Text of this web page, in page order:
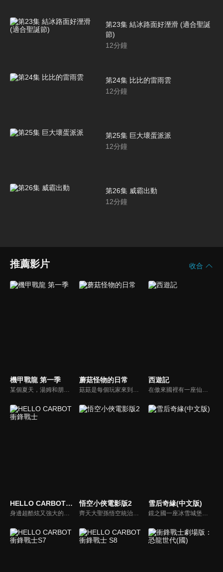
第23集 結冰路面好溼滑 (適合聖誕
節)
12分鐘
第24集 比比的雷雨雲
12分鐘
第25集 巨大壞蛋派派
12分鐘
第26集 威霸出動
12分鐘
推薦影片 收合
機甲戰龍 第一季 蘑菇怪物的日常 西遊記
HELLO CARBOT衝鋒戰士
身邊超酷炫又強大的秘密朋友是汽車變型機器人?!車皓是個國小一年級男孩，住北極的爺爺寄一個常見的玩具方塊給他。車皓隨意地轉動方塊，卻突然蹦出了一台巨大的汽車變身機器人Carbo! Carbo對車皓說，需要幫助時可以轉動方塊呼叫他們…活潑可愛的車皓和他的秘密朋友們，奇幻旅程就此展開!
悟空小俠電影版2
齊天大聖孫悟空統治並保衛著這個世界，直到牛魔王來襲並試圖摧毀一切阻擋牠的事物。孫悟空將牛魔王封印於山中後便乘著觔斗雲消失，而世界從此太平，並逐漸發展成一座現代化的都市「萬千城」。五百年後，一位平凡的麵店外送員齊小天找到了被遺忘已久的金箍棒，成為天選之人，一個全新的傳奇就此誕生。
雪后奇緣(中文版)
鏡之國一座冰雪城堡，冰雪女王警告女兒艾拉神祕封印下住著邪惡的冰雪妖魔。山精旅行家來到冰雪城堡探險，卻意外打開封印，釋放出邪惡冰雪妖魔不僅擾亂鏡之國和人類世界。艾拉和山精一起尋找冒險家凱和格爾達，只有他們能幫助對付冰雪妖魔。究竟他們能否擊敗這些冰雪妖魔，解除鏡之國和人類世界的危機？